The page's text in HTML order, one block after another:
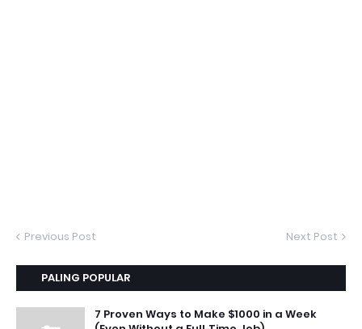
Previous Post Next Post
PALING POPULAR
7 Proven Ways to Make $1000 in a Week